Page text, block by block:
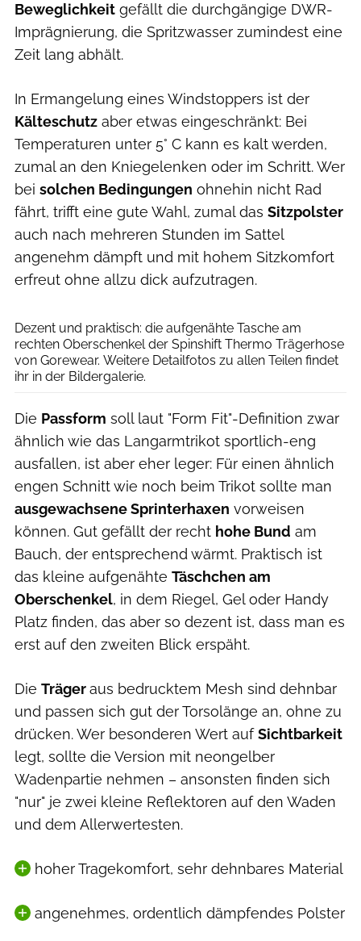
Beweglichkeit gefällt die durchgängige DWR-
Imprägnierung, die Spritzwasser zumindest eine
Zeit lang abhält.
In Ermangelung eines Windstoppers ist der
Kälteschutz aber etwas eingeschränkt: Bei
Temperaturen unter 5° C kann es kalt werden,
zumal an den Kniegelenken oder im Schritt. Wer
bei solchen Bedingungen ohnehin nicht Rad
fährt, trifft eine gute Wahl, zumal das Sitzpolster
auch nach mehreren Stunden im Sattel
angenehm dämpft und mit hohem Sitzkomfort
erfreut ohne allzu dick aufzutragen.
Dezent und praktisch: die aufgenähte Tasche am
rechten Oberschenkel der Spinshift Thermo Trägerhose
von Gorewear. Weitere Detailfotos zu allen Teilen findet
ihr in der Bildergalerie.
Die Passform soll laut "Form Fit"-Definition zwar
ähnlich wie das Langarmtrikot sportlich-eng
ausfallen, ist aber eher leger: Für einen ähnlich
engen Schnitt wie noch beim Trikot sollte man
ausgewachsene Sprinterhaxen vorweisen
können. Gut gefällt der recht hohe Bund am
Bauch, der entsprechend wärmt. Praktisch ist
das kleine aufgenähte Täschchen am
Oberschenkel, in dem Riegel, Gel oder Handy
Platz finden, das aber so dezent ist, dass man es
erst auf den zweiten Blick erspäht.
Die Trägeraus bedrucktem Mesh sind dehnbar
und passen sich gut der Torsolänge an, ohne zu
drücken. Wer besonderen Wert aufSichtbarkeit
legt, sollte die Version mit neongelber
Wadenpartie nehmen – ansonsten finden sich
"nur" je zwei kleine Reflektoren auf den Waden
und dem Allerwertesten.
hoher Tragekomfort, sehr dehnbares Material
angenehmes, ordentlich dämpfendes Polster